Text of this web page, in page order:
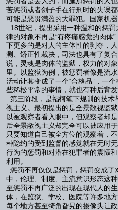
苦惩罚或者刽子手在行刑时的失误
可能是恶贯满盈的大罪犯。国家机
18世纪，提出采用一种温和的惩
律的对象不再是“有疼痛感觉的肉体
下更多的是对人的主体性的剥夺，
测、矫正性裁决，司法也具有了复
说，灵魂是肉体的监狱，权力的对
里。以监狱为例，被惩罚者像是流
活动让其变成了一个“合格品”，一
些稀松平常的事情，就也有种后背
第三阶段，是福柯笔下规训的技
视主义。最初提出的是全景敞视监
以被观察者看入眼中，但观察者却
后全景敞视主义却完全可以被应用
只要知道自己被全方位的观察着，
种隐约的受到监督的感觉就在无时
行为的惩罚和对潜在犯罪者的震慑
利用。
惩罚不再仅仅是惩罚，惩罚变成
中，伦理、制度、主流意识形态这
至惩罚不再广泛的出现在现代人的
体，在监狱、学校、医院等许多地
每个地方甚至犄角旮旯的摄像头让